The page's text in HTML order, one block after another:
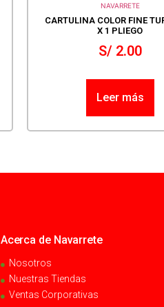
NAVARRETE
CARTULINA COLOR FINE
X 1 PLIEGO
S/2.00
Leer más
Acerca de Navarrete
Nosotros
Nuestras Tiendas
Ventas Corporativas